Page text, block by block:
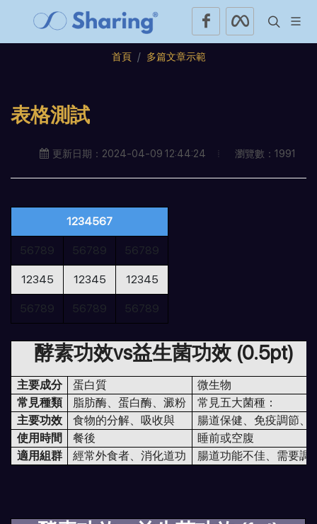
首頁 多篇文章示範
表格測試
更新日期：2024-04-09 12:44:24 瀏覽數：1991
1234567
56789 56789 56789
12345 12345 12345
56789 56789 56789
酵素功效vs益生菌功效 (0.5pt)
主要成分 蛋白質
微生物
常見種類
脂肪酶、蛋白酶、澱粉
常見五大菌種：
主要功效
食物的分解、吸收與
腸道保健、免疫調節、
使用時間
餐後
睡前或空腹
適用組群
經常外食者、消化道功 腸道功能不佳、需要調